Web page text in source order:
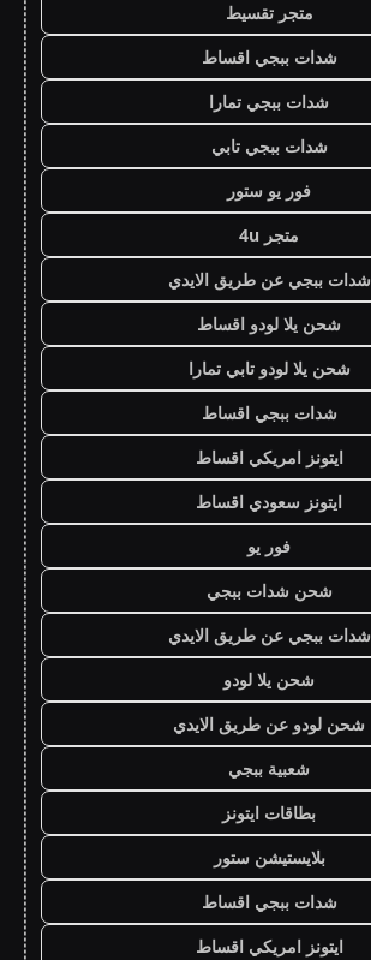
متجر تقسيط
شدات ببجي اقساط
شدات ببجي تمارا
شدات ببجي تابي
فور يو ستور
متجر 4u
شدات ببجي عن طريق الايدي
شحن يلا لودو اقساط
شحن يلا لودو تابي تمارا
شدات ببجي اقساط
ايتونز امريكي اقساط
ايتونز سعودي اقساط
فور يو
شحن شدات ببجي
شدات ببجي عن طريق الايدي
شحن يلا لودو
شحن لودو عن طريق الايدي
شعبية ببجي
بطاقات ايتونز
بلايستيشن ستور
شدات ببجي اقساط
ايتونز امريكي اقساط